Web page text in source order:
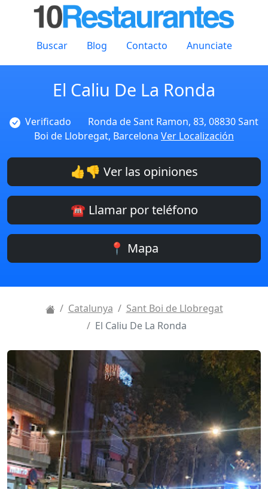
Buscar Blog Contacto Anunciate
El Caliu De La Ronda
Verificado
Ronda de Sant Ramon, 83, 08830 Sant
Boi de Llobregat, Barcelona Ver Localización
👍👎 Ver las opiniones
☎️ Llamar por teléfono
📍 Mapa
Catalunya
Sant Boi de Llobregat
El Caliu De La Ronda